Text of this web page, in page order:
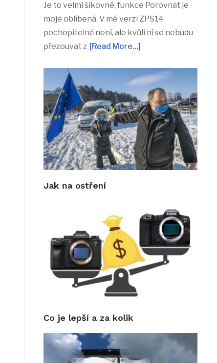
Je to velmi šikovné, funkce Porovnat je
moje oblíbená. V mé verzi ZPS14
pochopitelně není, ale kvůli ní se nebudu
přezouvat z [Read More…]
Jak na ostření
Co je lepší a za kolik